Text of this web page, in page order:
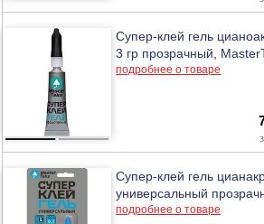
Супер-клей гель
3 гр прозрачный,
подробнее о товаре
Супер-клей гель
универсальный
подробнее о товаре